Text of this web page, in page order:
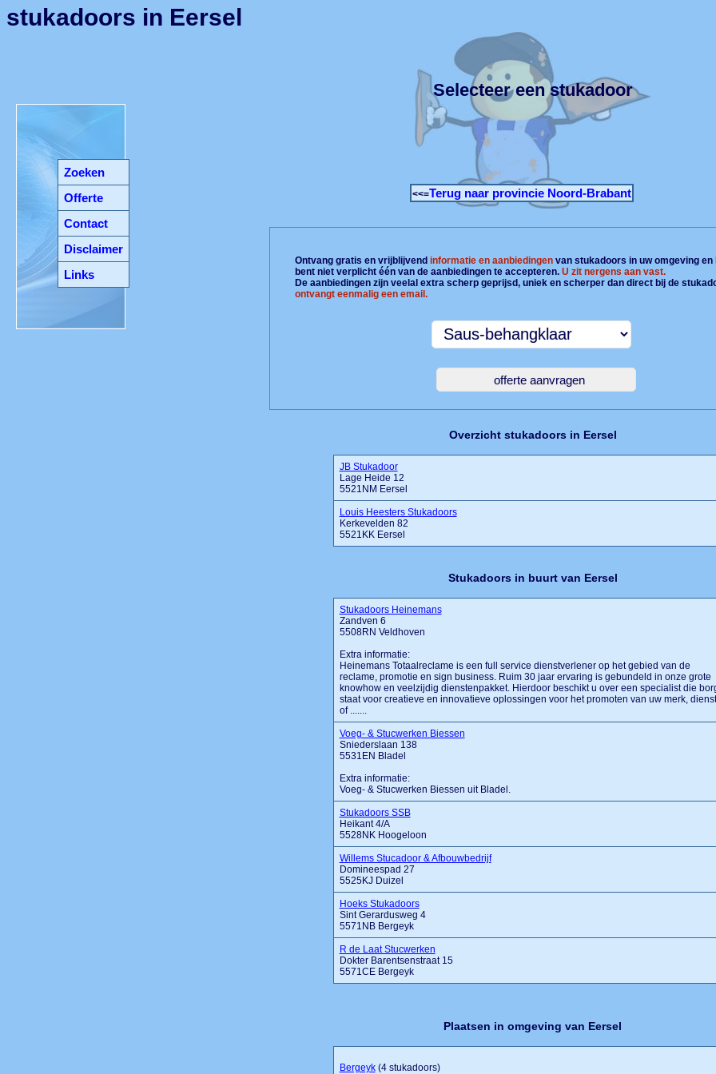
Zoeken
Offerte
Contact
Disclaimer
Links
stukadoors in Eersel
Selecteer een stukadoor
<<=Terug naar provincie Noord-Brabant
Ontvang gratis en vrijblijvend informatie en aanbiedingenvan stukadoors in uw omgeving en
bent niet verplicht één van de aanbiedingen te accepteren. U zit nergens aan vast.
De aanbiedingen zijn veelal extra scherp geprijsd, uniek en scherper dan direct bij de
ontvangt eenmalig een email.
Overzicht stukadoors in Eersel
JB Stukadoor
Lage Heide 12
5521NM Eersel
Louis Heesters Stukadoors
Kerkevelden 82
5521KK Eersel
Stukadoors in buurt van Eersel
Stukadoors Heinemans
Zandven 6
5508RN Veldhoven
Extra informatie:
Heinemans Totaalreclame is een full service dienstverlener op het gebied van de
reclame, promotie en sign business. Ruim 30 jaar ervaring is gebundeld in onze grote
knowhow en veelzijdig dienstenpakket. Hierdoor beschikt u over een specialist die
staat voor creatieve en innovatieve oplossingen voor het promoten van uw merk, dienst
of .......
Voeg- & Stucwerken Biessen
Sniederslaan 138
5531EN Bladel
Extra informatie:
Voeg- & Stucwerken Biessen uit Bladel.
Stukadoors SSB
Heikant 4/A
5528NK Hoogeloon
Willems Stucadoor & Afbouwbedrijf
Domineespad 27
5525KJ Duizel
Hoeks Stukadoors
Sint Gerardusweg 4
5571NB Bergeyk
R de Laat Stucwerken
Dokter Barentsenstraat 15
5571CE Bergeyk
Plaatsen in omgeving van Eersel
Bergeyk(4 stukadoors)